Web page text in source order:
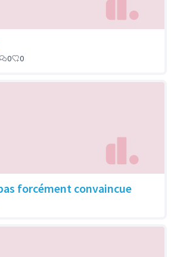
0 0
forcément convaincue